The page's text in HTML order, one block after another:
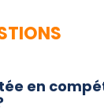
en